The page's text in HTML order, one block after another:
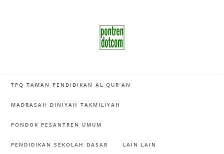
TPQ TAMAN PENDIDIKAN AL QUR’AN
MADRASAH DINIYAH TAKMILIYAH
PONDOK PESANTREN UMUM
PENDIDIKAN SEKOLAH DASAR LAIN LAIN